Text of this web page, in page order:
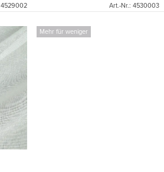
4529002 Art.-Nr.: 4530003
Mehr für weniger